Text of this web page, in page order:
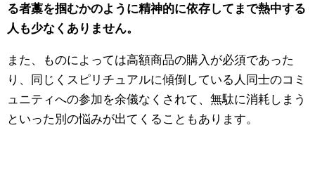
る者藁を掴むかのように精神的に依存してまで熱中する
人も少なくありません。
また、ものによっては高額商品の購入が必須であった
り、同じくスピリチュアルに傾倒している人同士のコミ
ュニティへの参加を余儀なくされて、無駄に消耗しまう
といった別の悩みが出てくることもあります。